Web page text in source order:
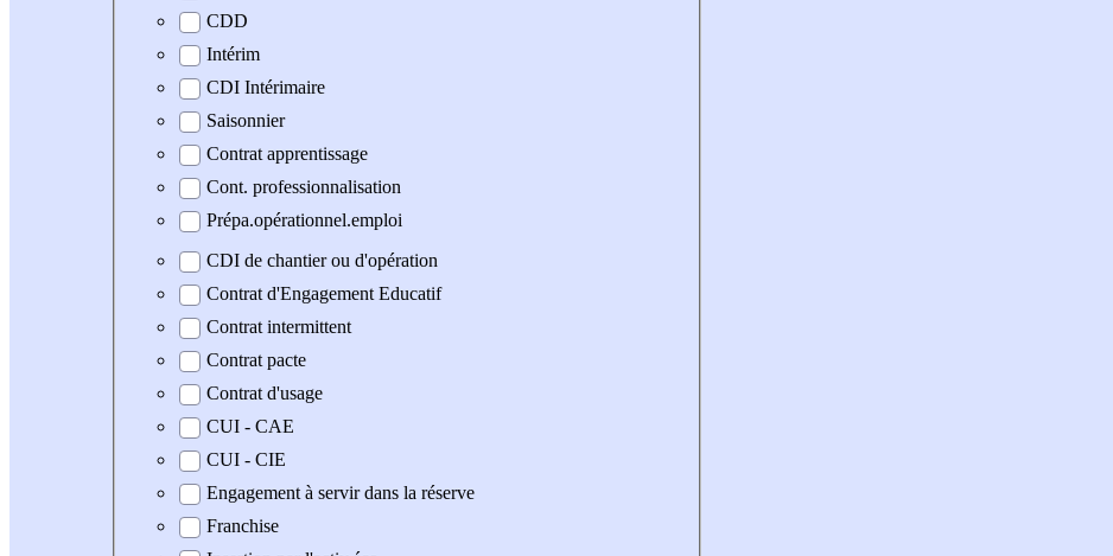
CDD
Intérim
CDI Intérimaire
Saisonnier
Contrat apprentissage
Cont. professionnalisation
Prépa.opérationnel.emploi
CDI de chantier ou d'opération
Contrat d'Engagement Educatif
Contrat intermittent
Contrat pacte
Contrat d'usage
CUI - CAE
CUI - CIE
Engagement à servir dans la réserve
Franchise